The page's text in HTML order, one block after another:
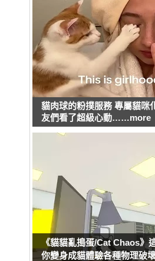
貓肉球的粉撲服務 專屬貓咪
友們看了超級心動……more
《貓貓亂搗蛋/Cat Chaos》
你變身成貓體驗各種物理破